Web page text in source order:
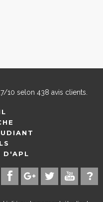
/10 selon 438 avis clients.
D'APL